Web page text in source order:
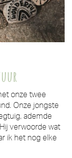
onze twee
Onze jongste
ademde
verwoorde wat
ik het nog elke